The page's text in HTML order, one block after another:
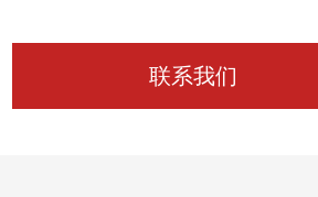
联系我们